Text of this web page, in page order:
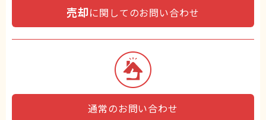
売却に関してのお問い合わせ
通常のお問い合わせ